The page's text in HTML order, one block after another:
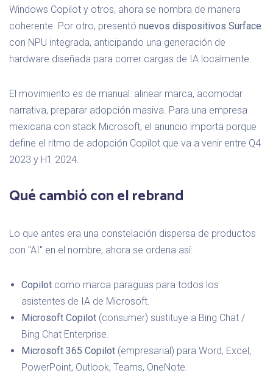
Windows Copilot y otros, ahora se nombra de manera
coherente. Por otro, presentó nuevos dispositivos Surface
con NPU integrada, anticipando una generación de
hardware diseñada para correr cargas de IA localmente.
El movimiento es de manual: alinear marca, acomodar
narrativa, preparar adopción masiva. Para una empresa
mexicana con stack Microsoft, el anuncio importa porque
define el ritmo de adopción Copilot que va a venir entre Q4
2023 y H1 2024.
Qué cambió con el rebrand
Lo que antes era una constelación dispersa de productos
con "AI" en el nombre, ahora se ordena así:
Copilot como marca paraguas para todos los
asistentes de IA de Microsoft.
Microsoft Copilot (consumer) sustituye a Bing Chat /
Bing Chat Enterprise.
Microsoft 365 Copilot (empresarial) para Word, Excel,
PowerPoint, Outlook, Teams, OneNote.